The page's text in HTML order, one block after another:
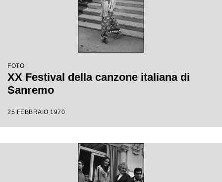
FOTO
XX Festival della canzone italiana di
Sanremo
25 FEBBRAIO 1970